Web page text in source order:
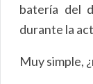
batería del
durante la
Muy simple,